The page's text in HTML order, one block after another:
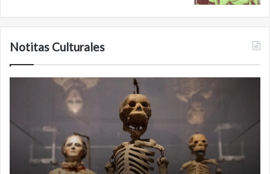
Notitas Culturales
con
muerte:
exposición